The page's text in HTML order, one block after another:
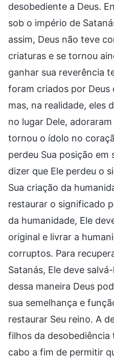
desobediente a Deus.
sob o império de
assim, Deus não teve
criaturas e se tornou
ganhar sua reverência
foram criados por Deus
mas, na realidade, eles
no lugar Dele,
tornou o ídolo no
perdeu Sua posição em
dizer que Ele perdeu o
Sua criação da
restaurar o significado
da humanidade, Ele
original e livrar a
corruptos. Para
Satanás, Ele deve
dessa maneira Deus
sua semelhança e
restaurar Seu reino. A
filhos da desobediência
cabo a fim de permitir